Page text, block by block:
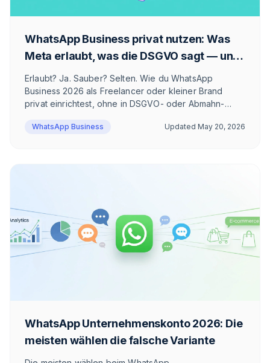
WhatsApp Business privat nutzen: Was
Meta erlaubt, was die DSGVO sagt — und
wie du es sauber löst
Erlaubt? Ja. Sauber? Selten. Wie du WhatsApp
Business 2026 als Freelancer oder kleiner Brand
privat einrichtest, ohne in DSGVO- oder Abmahn-
reicht.
WhatsApp Business Updated May 20, 2026
WhatsApp Unternehmenskonto 2026: Die
meisten wählen die falsche Variante